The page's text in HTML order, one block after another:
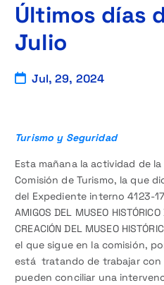
Últimos días
Julio
Jul, 29, 2024
Turismo y Seguridad
Esta mañana la actividad de
Comisión de Turismo, la que
del Expediente interno 4123-
AMIGOS DEL MUSEO
CREACIÓN DEL MUSEO
el que sigue en la comisión,
está tratando de trabajar con
pueden conciliar una